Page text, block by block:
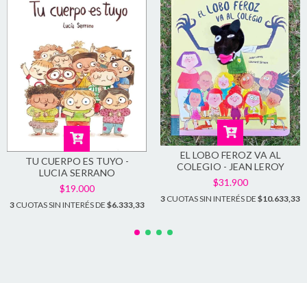
TU CUERPO ES TUYO -
LUCIA SERRANO
$19.000
3CUOTAS SIN INTERÉS DE $6.333,33
EL LOBO FEROZ VA AL
COLEGIO - JEAN LEROY
$31.900
3 CUOTAS SIN INTERÉS DE $10.633,33